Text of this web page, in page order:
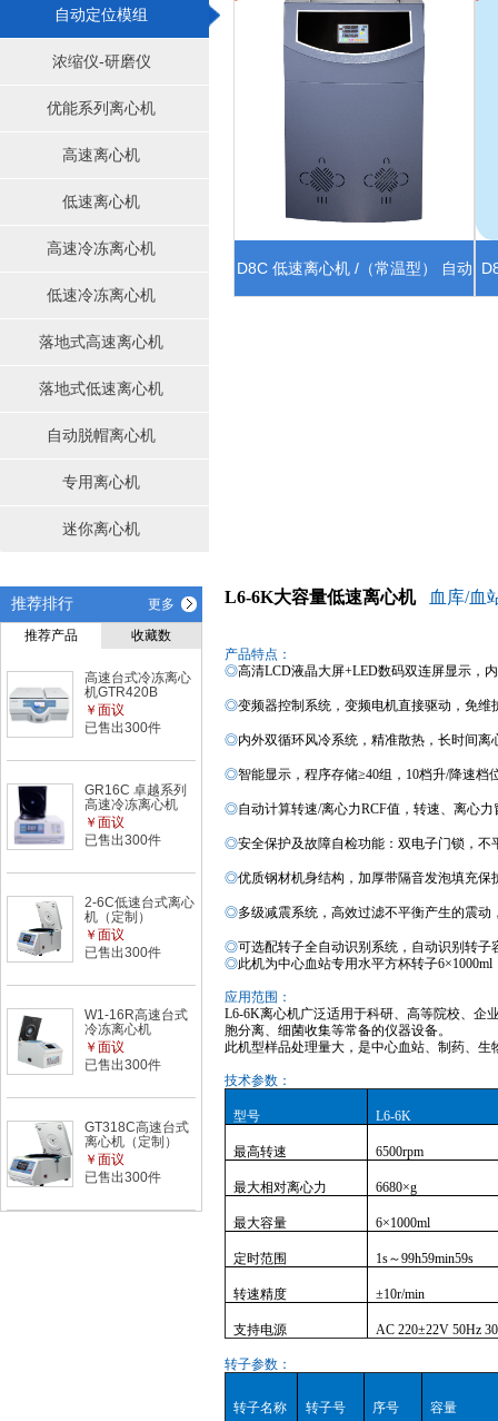
自动定位模组
浓缩仪-研磨仪
优能系列离心机
高速离心机
低速离心机
高速冷冻离心机
低速冷冻离心机
落地式高速离心机
落地式低速离心机
自动脱帽离心机
专用离心机
迷你离心机
D8C 低速离心机 /（常温型） 自动
推荐排行
更多
推荐产品
收藏数
高速台式冷冻离心
机GTR420B
￥面议
已售出300件
GR16C 卓越系列
高速冷冻离心机
￥面议
已售出300件
2-6C低速台式离心
机（定制）
￥面议
已售出300件
W1-16R高速台式
冷冻离心机
￥面议
已售出300件
GT318C高速台式
离心机（定制）
￥面议
已售出300件
L6-6K大容量低速离心机 血库/血
产品特点：
◎高清LCD液晶大屏+LED数码双连屏显示 ，
◎变频器控制 系统，变频电机直接驱动，免维
◎内外双循环风冷系统 ，精准散热，长时间
◎智能显示，程序存储≥40组 ， 10档升/降速档
◎自动计算转速/离心力RCF值，转速、离心力
◎安全保护及故障自检功能 ：双电子门锁 ， 不
◎优质钢材机身结构，加厚带隔音发泡填充
◎多级减震系统 ， 高效过滤不平衡产生的震动
◎可选配转子全自动识别系统，自动识别转
◎此机为中心血站专用水平方杯转子
应用范围：
L6-6K离心机广泛适用于科研、高等院校、企
胞分离、细菌收集等常备的仪器设备。
此机型样品处理量大，是中心血站、制药、生
技术参数：
型号 L6-6K
最高转速 6500rpm
最大相对离心力 6680×g
最大容量 6×1000ml
定时范围 1s～99h59min59s
转速精度 ±10r/min
支持电源 AC 220±22V 50Hz
转子参数：
转子名称 转子号 序号 容量